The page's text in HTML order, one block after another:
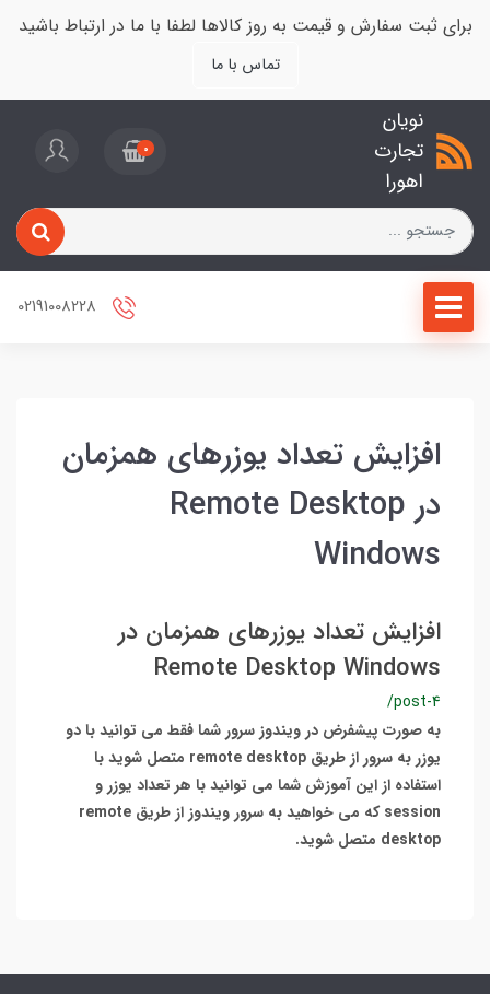
برای ثبت سفارش و قیمت به روز کالاها لطفا با ما در ارتباط باشید
تماس با ما
نویان
تجارت
اهورا
0
افزایش تعداد یوزرهای همزمان
در Remote Desktop
Windows
افزایش تعداد یوزرهای همزمان در
Remote Desktop Windows
/post-4
به صورت پیشفرض در ویندوز سرور شما فقط می توانید با دو
یوزر به سرور از طریق remote desktop متصل شوید با
استفاده از این آموزش شما می توانید با هر تعداد یوزر و
session که می خواهید به سرور ویندوز از طریق remote
desktop متصل شوید.